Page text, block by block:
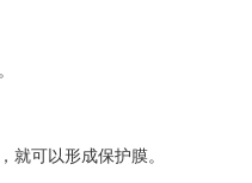
可以形成保护膜。